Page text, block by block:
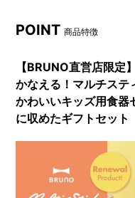
POINT商品特徴
【BRUNO直営店限定
かなえる！マルチステ
かわいいキッズ用食器
に収めたギフトセット